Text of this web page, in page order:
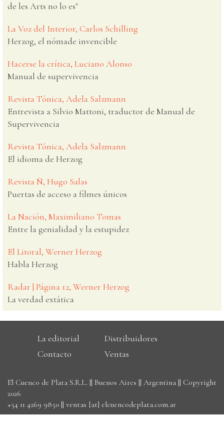
de les Arts no lo es"
La Voz del Interior, Carlos Schilling
Herzog, el nómade invencible
Hacerse la crítica, Luciano Alonso
Manual de supervivencia
Revista Tónica, Adela Salzmann
Entrevista a Silvio Mattoni, traductor de Manual de
Supervivencia
Revista Tónica, Adela Salzmann
El idioma de Herzog
Revista Ñ, Hugo Salas
Puertas de acceso a filmes únicos
La Nación, Maximiliano Tomas
Entre la genialidad y la estupidez
El Litoral, Werner Herzog
Habla Herzog
Radar | Página 12, Werner Herzog
La verdad extática
La editorial
Distribuidores
Contacto
Ventas
El Cuenco de Plata S.R.L. || Buenos Aires || Argentina || Copyright
2026
+54 11 4269 9850 || ventas [at] elcuencodeplata.com.ar